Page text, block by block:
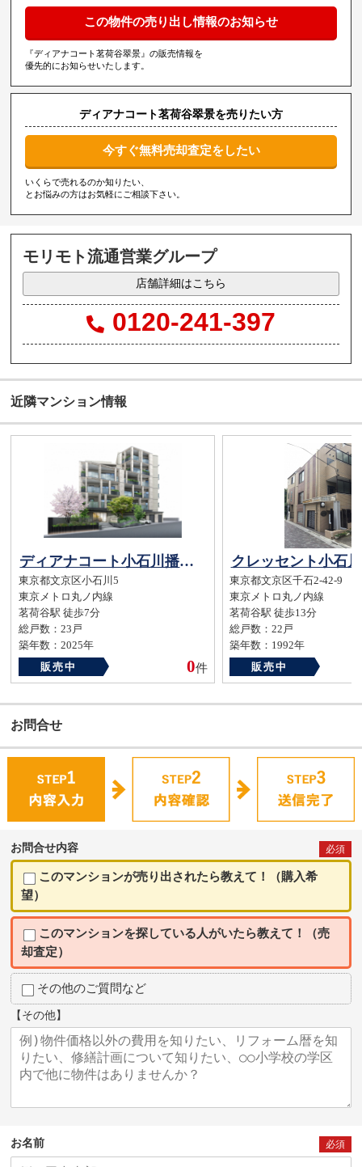
この物件の売り出し情報のお知らせ
『ディアナコート茗荷谷翠景』の販売情報を
優先的にお知らせいたします。
ディアナコート茗荷谷翠景を売りたい方
今すぐ無料売却査定をしたい
いくらで売れるのか知りたい、
とお悩みの方はお気軽にご相談下さい。
モリモト流通営業グループ
店舗詳細はこちら
0120-241-397
近隣マンション情報
ディアナコート小石川播磨坂レジデンス
東京都文京区小石川5
東京メトロ丸ノ内線
茗荷谷駅 徒歩7分
総戸数：23戸
築年数：2025年
販売中
0件
クレッセント小石
東京都文京区千石2-42-9
東京メトロ丸ノ内線
茗荷谷駅 徒歩13分
総戸数：22戸
築年数：1992年
販売中
お問合せ
お問合せ内容 必須
このマンションが売り出されたら教えて！（購入希
望）
このマンションを探している人がいたら教えて！（売
却査定）
その他のご質問など
【その他】
お名前 必須